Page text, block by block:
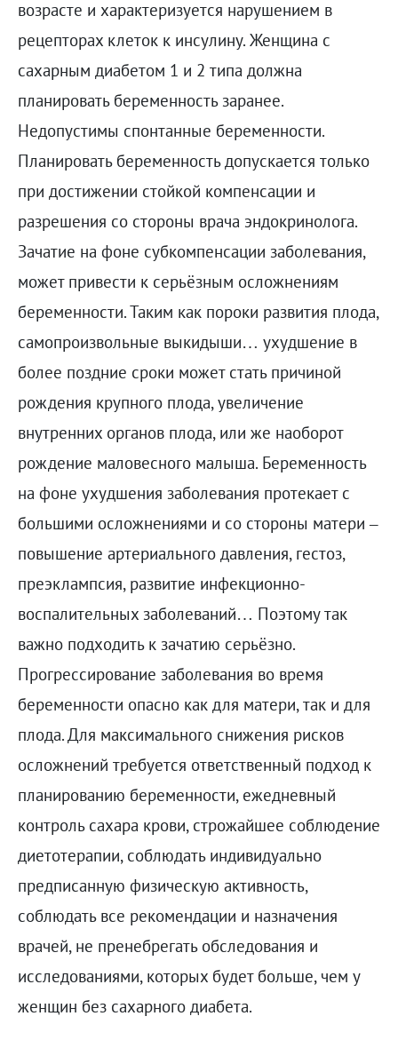
возрасте и характеризуется нарушением в
рецепторах клеток к инсулину. Женщина с
сахарным диабетом 1 и 2 типа должна
планировать беременность заранее.
Недопустимы спонтанные беременности.
Планировать беременность допускается только
при достижении стойкой компенсации и
разрешения со стороны врача эндокринолога.
Зачатие на фоне субкомпенсации заболевания,
может привести к серьёзным осложнениям
беременности. Таким как пороки развития плода,
самопроизвольные выкидыши… ухудшение в
более поздние сроки может стать причиной
рождения крупного плода, увеличение
внутренних органов плода, или же наоборот
рождение маловесного малыша. Беременность
на фоне ухудшения заболевания протекает с
большими осложнениями и со стороны матери –
повышение артериального давления, гестоз,
преэклампсия, развитие инфекционно-
воспалительных заболеваний… Поэтому так
важно подходить к зачатию серьёзно.
Прогрессирование заболевания во время
беременности опасно как для матери, так и для
плода. Для максимального снижения рисков
осложнений требуется ответственный подход к
планированию беременности, ежедневный
контроль сахара крови, строжайшее соблюдение
диетотерапии, соблюдать индивидуально
предписанную физическую активность,
соблюдать все рекомендации и назначения
врачей, не пренебрегать обследования и
исследованиями, которых будет больше, чем у
женщин без сахарного диабета.